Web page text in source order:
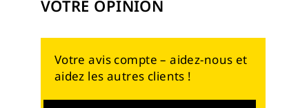
VOTRE OPINION
Votre avis compte – aidez-nous et
aidez les autres clients !